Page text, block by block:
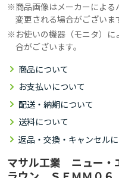
商品画像はメーカーによ
変更される場合がございま
お使いの機器（モニタ）
合がございます。
商品について
お支払いについて
配送・納期について
送料について
返品・交換・キャンセル
マサル工業 ニュー